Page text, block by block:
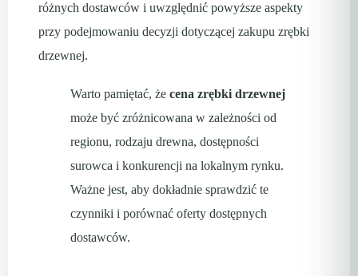
różnych dostawców i uwzględnić powyższe aspekty
przy podejmowaniu decyzji dotyczącej zakupu zrębki
drzewnej.
Warto pamiętać, że cena zrębki drzewnej
może być zróżnicowana w zależności od
regionu, rodzaju drewna, dostępności
surowca i konkurencji na lokalnym rynku.
Ważne jest, aby dokładnie sprawdzić te
czynniki i porównać oferty dostępnych
dostawców.